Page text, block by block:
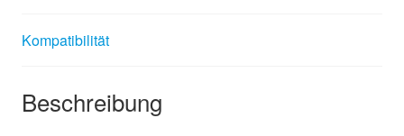
Kompatibilität
Beschreibung